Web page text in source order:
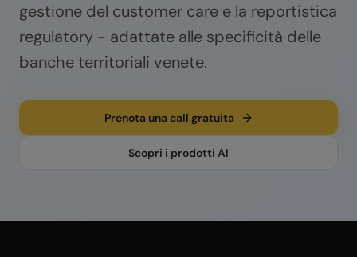
gestione del customer care e la reportistica
regulatory - adattate alle specificità delle
banche territoriali venete.
Prenota una call gratuita
Scopri i prodotti AI